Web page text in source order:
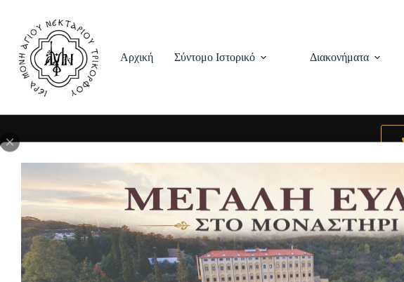
content
Αρχική Σύντομο Ιστορικό Διακονήματα